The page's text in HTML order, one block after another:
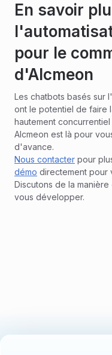
En savoir
pour le
d'Alcmeon
Les chatbots basés sur
ont le potentiel de faire
hautement
Alcmeon est là pour
d'avance.
Nous contacter pour
démo directement pour
Discutons de la
vous développer.